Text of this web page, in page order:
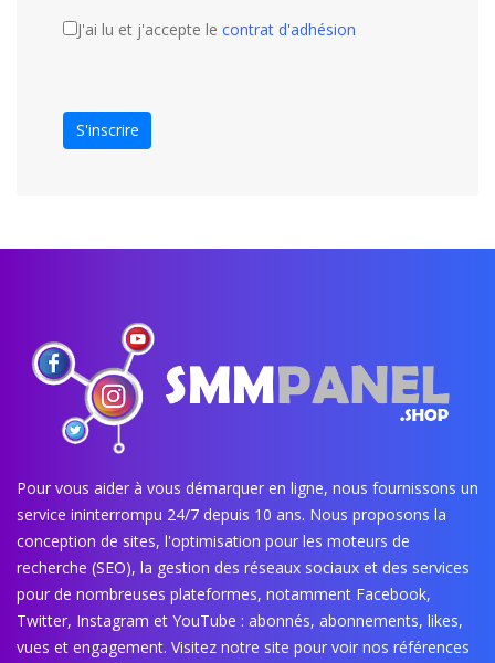
J'ai lu et j'accepte le contrat d'adhésion
S'inscrire
Pour vous aider à vous démarquer en ligne, nous fournissons un
service ininterrompu 24/7 depuis 10 ans. Nous proposons la
conception de sites, l'optimisation pour les moteurs de
recherche (SEO), la gestion des réseaux sociaux et des services
pour de nombreuses plateformes, notamment Facebook,
Twitter, Instagram et YouTube : abonnés, abonnements, likes,
vues et engagement. Visitez notre site pour voir nos références